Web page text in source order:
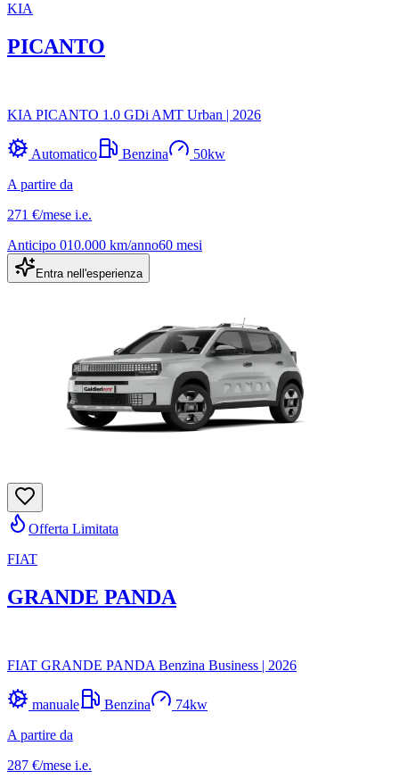
KIA
PICANTO
KIA PICANTO 1.0 GDi AMT Urban | 2026
Automatico Benzina 50kw
A partire da
271 €/mese i.e.
Anticipo 010.000 km/anno60 mesi
Entra nell'esperienza
Offerta Limitata
FIAT
GRANDE PANDA
FIAT GRANDE PANDA Benzina Business | 2026
manuale Benzina 74kw
A partire da
287 €/mese i.e.